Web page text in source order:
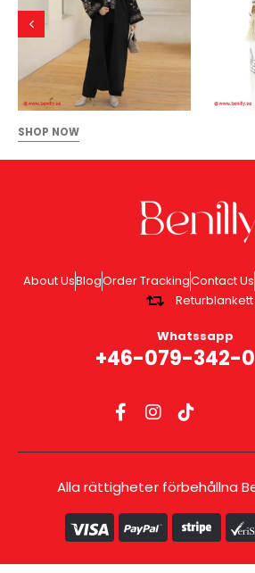
SHOP NOW
About UsBlogOrder TrackingContact Us
Returblankett
Whatssapp
+46-079-342-
Alla rättigheter förbehållna